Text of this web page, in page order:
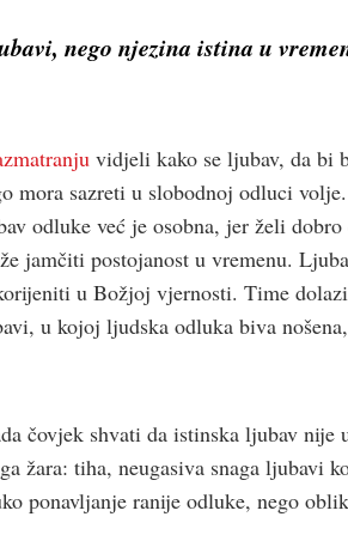
nego njezina istina u
vidjeli kako se ljubav, da bi
mora sazreti u slobodnoj odluci
odluke već je osobna, jer želi
jamčiti postojanost u vremenu.
u Božjoj vjernosti. Time
u kojoj ljudska odluka biva
čovjek shvati da istinska ljubav
žara: tiha, neugasiva snaga ljubavi
ponavljanje ranije odluke, nego